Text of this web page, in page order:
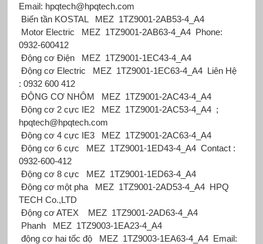
Email: hpqtech@hpqtech.com
Biến tần KOSTAL
MEZ 1TZ9001-2AB53-4_A4
Motor Electric
MEZ 1TZ9001-2AB63-4_A4 Phone:
0932-600412
Động cơ Điện
MEZ 1TZ9001-1EC43-4_A4
Động cơ Electric
MEZ 1TZ9001-1EC63-4_A4 Liên Hệ
: 0932 600 412
ĐỘNG CƠ NHÔM
MEZ 1TZ9001-2AC43-4_A4
Động cơ 2 cực IE2
MEZ 1TZ9001-2AC53-4_A4 ;
hpqtech@hpqtech.com
Động cơ 4 cực IE3
MEZ 1TZ9001-2AC63-4_A4
Động cơ 6 cực
MEZ 1TZ9001-1ED43-4_A4 Contact :
0932-600-412
Động cơ 8 cực
MEZ 1TZ9001-1ED63-4_A4
Động cơ một pha
MEZ 1TZ9001-2AD53-4_A4 HPQ
TECH Co.,LTD
Động cơ ATEX
MEZ 1TZ9001-2AD63-4_A4
Phanh
MEZ 1TZ9003-1EA23-4_A4
động cơ hai tốc độ
MEZ 1TZ9003-1EA63-4_A4 Email: